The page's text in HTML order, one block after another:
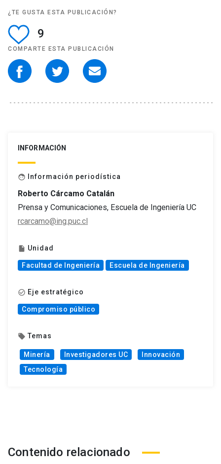
¿TE GUSTA ESTA PUBLICACIÓN?
9
COMPARTE ESTA PUBLICACIÓN
INFORMACIÓN
face Información periodística
Roberto Cárcamo Catalán
Prensa y Comunicaciones, Escuela de Ingeniería UC
rcarcamo@ing.puc.cl
insert_drive_file Unidad
Facultad de Ingeniería Escuela de Ingeniería
check_circle_outline Eje estratégico
Compromiso público
local_offer Temas
Minería Investigadores UC
Innovación
Tecnología
Contenido relacionado